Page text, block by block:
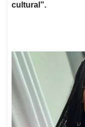
cultural”.